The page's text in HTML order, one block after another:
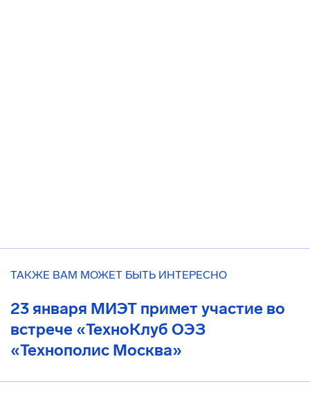
ТАКЖЕ ВАМ МОЖЕТ БЫТЬ ИНТЕРЕСНО
23 января МИЭТ примет участие во
встрече «ТехноКлуб ОЭЗ
«Технополис Москва»